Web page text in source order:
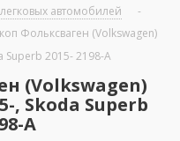
автомобилей
-
Фольксваген (Volkswagen)
Superb 2015- 2198-A
(Volkswagen)
, Skoda Superb
A